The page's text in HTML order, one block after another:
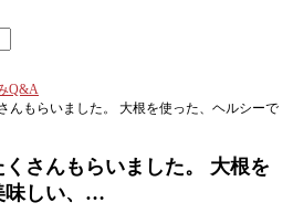
Q&A
んもらいました。 大根を使った、ヘルシーで
さんもらいました。 大根を
味しい、…